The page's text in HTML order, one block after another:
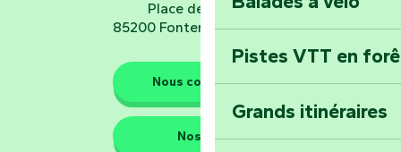
Les gardiens de la nature
Pistes VTT en
Grands itinéraires
Place de Verdun
85200 Fontenay-le-Comte
Nous contacter
Nos QG